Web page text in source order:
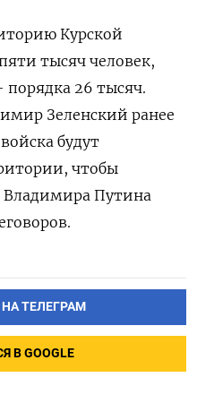
Курской
тысяч человек,
26 тысяч.
Зеленский ранее
будут
чтобы
Владимира Путина
ТЕЛЕГРАМ
В GOOGLE